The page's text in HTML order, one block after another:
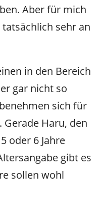
Aber für mich
sehr an
in den Bereich
gar nicht so
sich für
Gerade Haru, den
oder 6 Jahre
gibt es
sollen wohl